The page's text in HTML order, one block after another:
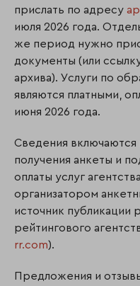
прислать по адресу
июля 2026 года.
же период нужно
документы (или
архива). Услуги по
являются платными,
июня 2026 года.
Сведения включаются
получения анкеты и
оплаты услуг
организатором
источник публикации
рейтингового
rr.com).
Предложения и